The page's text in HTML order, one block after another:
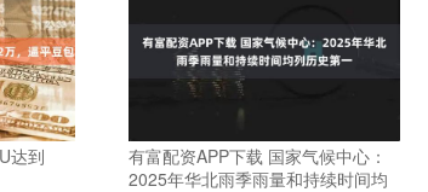
达到
有富配资APP下载 国家气候中心：
2025年华北雨季雨量和持续时间均